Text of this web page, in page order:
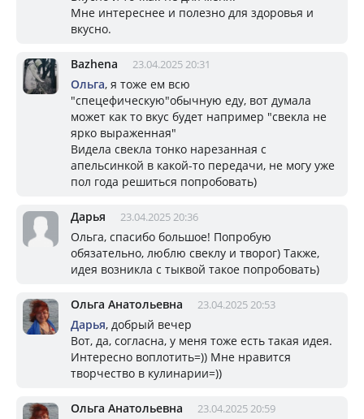
Мне интереснее и полезно для здоровья и
вкусно.
Bazhena 23.04.2025 20:31
Ольга, я тоже ем всю
"спецефическую"обычную еду, вот думала
может как то вкус будет например "свекла не
ярко выраженная"
Видела свекла тонко нарезанная с
апельсинкой в какой-то передачи, не могу уже
пол года решиться попробовать)
Дарья 23.04.2025 20:36
Ольга, спасибо большое! Попробую
обязательно, люблю свеклу и творог) Также,
идея возникла с тыквой такое попробовать)
Ольга Анатольевна 23.04.2025 20:53
Дарья, добрый вечер
Вот, да, согласна, у меня тоже есть такая идея.
Интересно воплотить=)) Мне нравится
творчество в кулинарии=))
Ольга Анатольевна 23.04.2025 20:59